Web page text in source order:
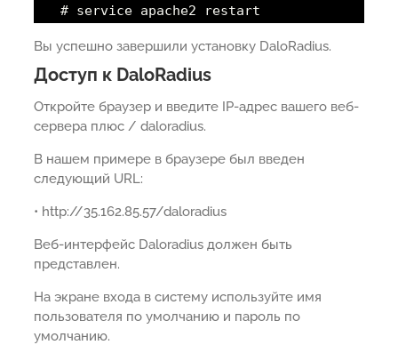
# service apache2 restart
Вы успешно завершили установку DaloRadius.
Доступ к DaloRadius
Откройте браузер и введите IP-адрес вашего веб-
сервера плюс / daloradius.
В нашем примере в браузере был введен
следующий URL:
• http://35.162.85.57/daloradius
Веб-интерфейс Daloradius должен быть
представлен.
На экране входа в систему используйте имя
пользователя по умолчанию и пароль по
умолчанию.